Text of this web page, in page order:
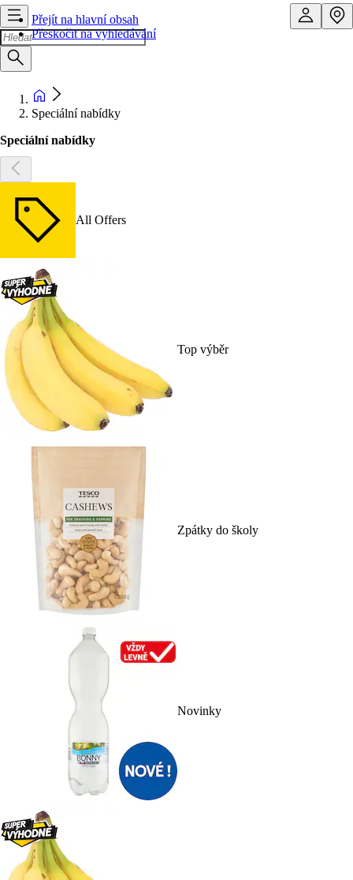
Přejít na hlavní obsah
Přeskočit na vyhledávání
Speciální nabídky
Speciální nabídky
All Offers
Top výběr
Zpátky do školy
Novinky